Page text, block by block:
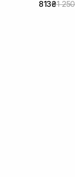
813₴1